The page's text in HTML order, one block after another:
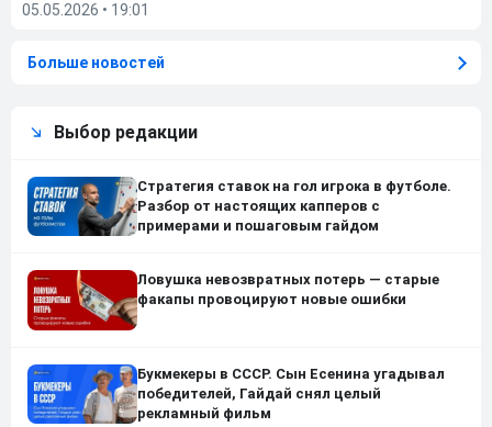
05.05.2026 • 19:01
Больше новостей
Выбор редакции
Стратегия ставок на гол игрока в футболе.
Разбор от настоящих капперов с
примерами и пошаговым гайдом
Ловушка невозвратных потерь — старые
факапы провоцируют новые ошибки
Букмекеры в СССР. Сын Есенина угадывал
победителей, Гайдай снял целый
рекламный фильм